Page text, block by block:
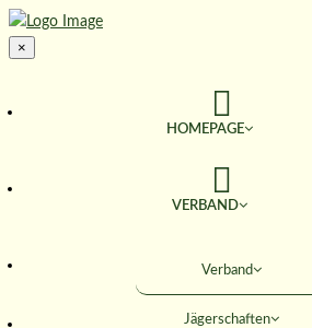
×
HOMEPAGE
VERBAND
Verband
Jägerschaften
TERMINE